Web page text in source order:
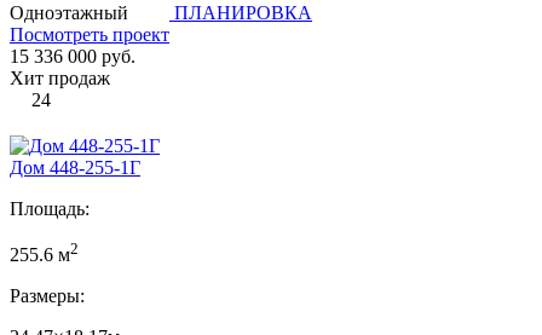
Одноэтажный
ПЛАНИРОВКА
Посмотреть проект
15 336 000 руб.
Хит продаж
24
Дом 448-255-1Г
Площадь:
255.6 м2
Размеры: